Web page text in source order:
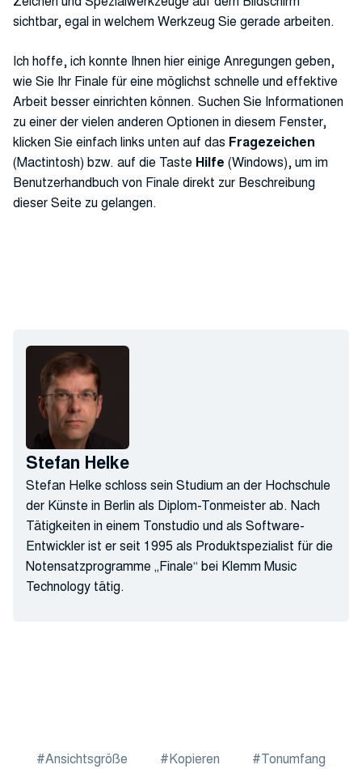
sichtbar, egal in welchem Werkzeug Sie gerade arbeiten.
Ich hoffe, ich konnte Ihnen hier einige Anregungen geben,
wie Sie Ihr Finale für eine möglichst schnelle und effektive
Arbeit besser einrichten können. Suchen Sie Informationen
zu einer der vielen anderen Optionen in diesem Fenster,
klicken Sie einfach links unten auf das Fragezeichen
(Mactintosh) bzw. auf die Taste Hilfe (Windows), um im
Benutzerhandbuch von Finale direkt zur Beschreibung
dieser Seite zu gelangen.
Stefan Helke
Stefan Helke schloss sein Studium an der Hochschule
der Künste in Berlin als Diplom-Tonmeister ab. Nach
Tätigkeiten in einem Tonstudio und als Software-
Entwickler ist er seit 1995 als Produktspezialist für die
Notensatzprogramme „Finale“ bei Klemm Music
Technology tätig.
Ansichtsgröße Kopieren Tonumfang